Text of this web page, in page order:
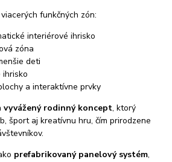
funkčných zón:
interiérové ihrisko
zóna
deti
ihrisko
a interaktívne prvky
vyvážený rodinný koncept, ktorý
šport aj kreatívnu hru, čím prirodzene
prefabrikovaný panelový systém,